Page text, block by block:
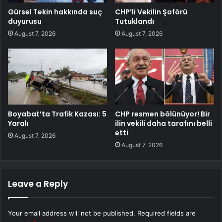
Gürsel Tekin hakkında suç
duyurusu
August 7, 2026
CHP’li Vekilin Şoförü
Tutuklandı
August 7, 2026
Boyabat’ta Trafik Kazası: 5
Yaralı
August 7, 2026
CHP resmen bölünüyor! Bir
ilin vekili daha tarafını belli
etti
August 7, 2026
Leave a Reply
Your email address will not be published. Required fields are